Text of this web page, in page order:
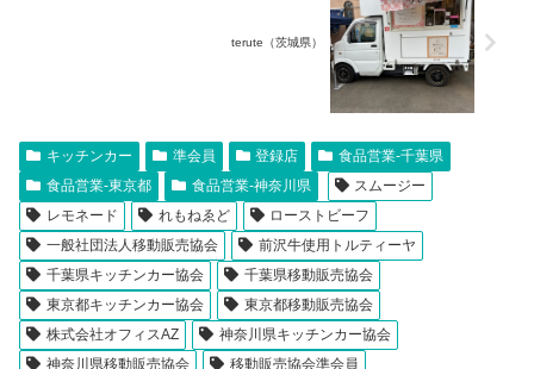
terute（茨城県）
キッチンカー 準会員 登録店
食品営業-千葉県
食品営業-東京都
食品営業-神奈川県
スムージー
レモネード
れもねゑど
ローストビーフ
一般社団法人移動販売協会
前沢牛使用トルティーヤ
千葉県キッチンカー協会
千葉県移動販売協会
東京都キッチンカー協会
東京都移動販売協会
株式会社オフィスAZ
神奈川県キッチンカー協会
神奈川県移動販売協会
移動販売協会準会員